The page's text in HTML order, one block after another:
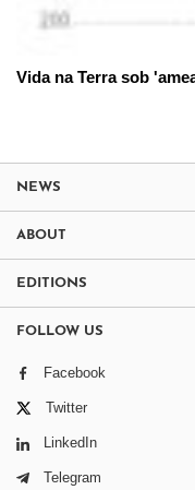
Vida na Terra sob
NEWS
ABOUT
EDITIONS
FOLLOW US
Facebook
Twitter
LinkedIn
Telegram